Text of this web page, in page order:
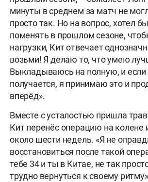
минуты в среднем за матч не
просто так. Но на вопрос, хотел
поменять в прошлом сезоне,
нагрузки, Кит отвечает
возьми! Я делаю то, что умею
Выкладываюсь на полную, и если
получается, я принимаю это и
вперёд».
Вместе с усталостью пришла
Кит перенёс операцию на колене
около шести недель. «Я не
восстановиться после такой
тебе 34 и ты в Китае, не так
трудно вернуться к своему